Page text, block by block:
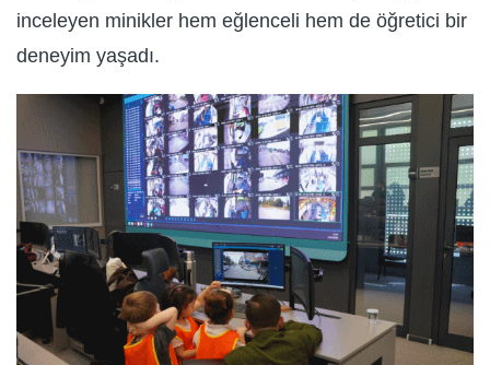
inceleyen minikler hem eğlenceli hem de öğretici bir
deneyim yaşadı.